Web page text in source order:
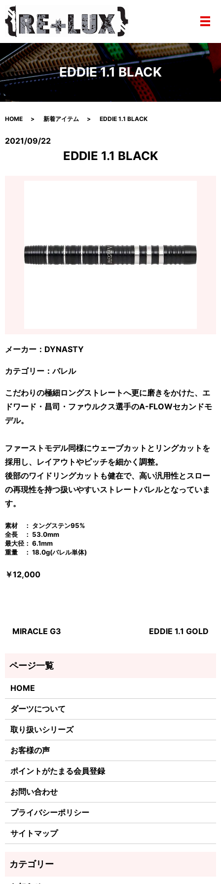
メ
EDDIE 1.1 BLACK
HOME 新着アイテム EDDIE 1.1 BLACK
2021/09/22
EDDIE 1.1 BLACK
メーカー：DYNASTY
カテゴリー：バレル
こだわりの極細ロングストレートへ更に磨きをかけた、エ
ドワード・昌司・ファウルクス選手のA-FLOWセカンドモ
デル。
ファーストモデル同様にウェーブカットとリングカットを
採用し、レイアウトやピッチを細かく調整。
後部のワイドリングカットも健在で、高い汎用性とスロー
の再現性を持つ扱いやすいストレートバレルとなっていま
す。
素材 ： タングステン95%
全長 ： 53.0mm
最大径： 6.1mm
重量 ： 18.0g(バレル単体)
￥12,000
MIRACLE G3 EDDIE 1.1 GOLD
HOME
ダーツについて
取り扱いシリーズ
お客様の声
ポイントがたまる会員登録
お問い合わせ
プライバシーポリシー
サイトマップ